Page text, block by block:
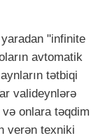
"infinite
avtomatik
tətbiqi
valideynlərə
onlara təqdim
verən texniki